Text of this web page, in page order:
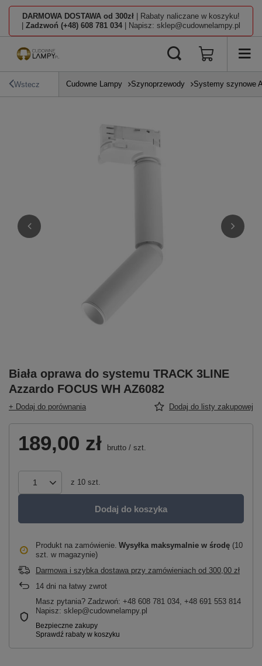
DARMOWA DOSTAWA od 300zł | Rabaty naliczane w koszyku!
Zadzwoń (+48) 608 781 034 | Napisz: sklep@cudownelampy.pl
Wstecz Cudowne Lampy Szynoprzewody Systemy szynowe
Biała oprawa do systemu TRACK 3LINE
Azzardo FOCUS WH AZ6082
+ Dodaj do porównania Dodaj do listy zakupowej
189,00 zł brutto / szt.
z 10 szt.
Dodaj do koszyka
Produkt na zamówienie Wysyłka maksymalnie w środę (10
szt. w magazynie)
Darmowa i szybka dostawa przy zamówieniach od 300,00 zł
14 dni na łatwy zwrot
Masz pytania? Zadzwoń: +48 608 781 034, +48 691 553 814
Napisz: sklep@cudownelampy.pl